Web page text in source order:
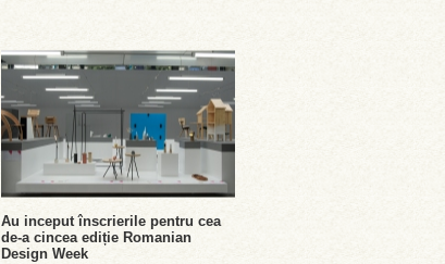
Au inceput înscrierile pentru cea
de-a cincea ediție Romanian
Design Week